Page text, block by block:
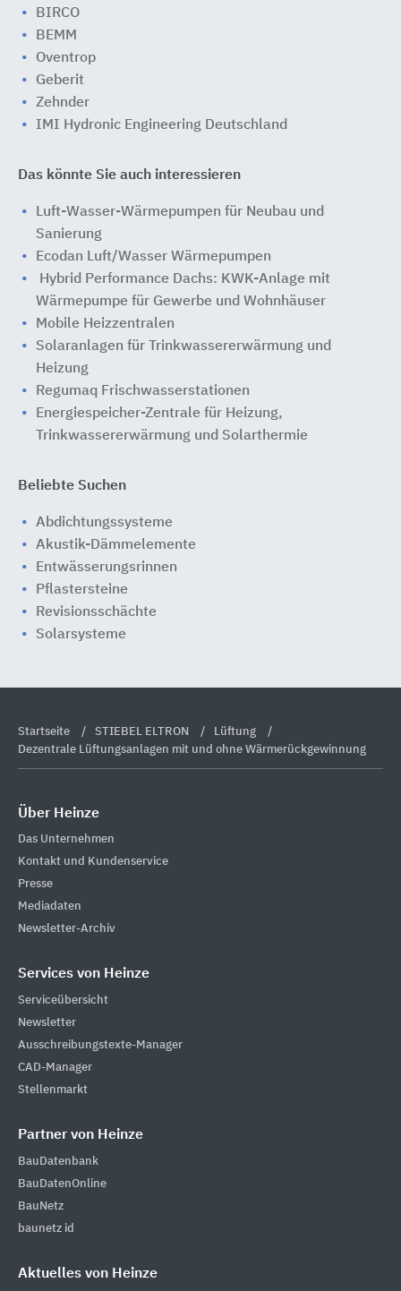
BIRCO
BEMM
Oventrop
Geberit
Zehnder
IMI Hydronic Engineering Deutschland
Das könnte Sie auch interessieren
Luft-Wasser-Wärmepumpen für Neubau und
Sanierung
Ecodan Luft/Wasser Wärmepumpen
Hybrid Performance Dachs: KWK-Anlage mit
Wärmepumpe für Gewerbe und Wohnhäuser
Mobile Heizzentralen
Solaranlagen für Trinkwassererwärmung und
Heizung
Regumaq Frischwasserstationen
Energiespeicher-Zentrale für Heizung,
Trinkwassererwärmung und Solarthermie
Beliebte Suchen
Abdichtungssysteme
Akustik-Dämmelemente
Entwässerungsrinnen
Pflastersteine
Revisionsschächte
Solarsysteme
Startseite STIEBEL ELTRON
Lüftung
Dezentrale Lüftungsanlagen mit und ohne Wärmerückgewinnung
Über Heinze
Das Unternehmen
Kontakt und Kundenservice
Presse
Mediadaten
Newsletter-Archiv
Services von Heinze
Serviceübersicht
Newsletter
Ausschreibungstexte-Manager
CAD-Manager
Stellenmarkt
Partner von Heinze
BauDatenbank
BauDatenOnline
BauNetz
baunetz id
Aktuelles von Heinze